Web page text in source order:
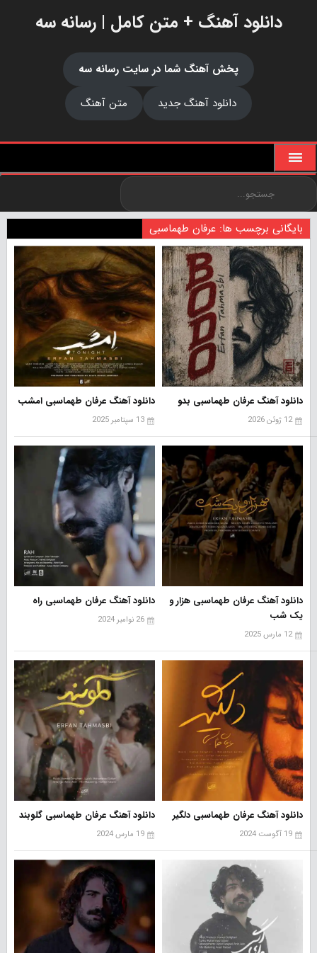
دانلود آهنگ + متن کامل | رسانه سه
پخش آهنگ شما در سایت رسانه سه
دانلود آهنگ جدید
متن آهنگ
بایگانی برچسب ها: عرفان طهماسبی
دانلود آهنگ عرفان طهماسبی بدو
12 ژوئن 2026
دانلود آهنگ عرفان طهماسبی امشب
13 سپتامبر 2025
دانلود آهنگ عرفان طهماسبی هزار و
یک شب
12 مارس 2025
دانلود آهنگ عرفان طهماسبی راه
26 نوامبر 2024
دانلود آهنگ عرفان طهماسبی دلگیر
19 آگوست 2024
دانلود آهنگ عرفان طهماسبی گلوبند
19 مارس 2024